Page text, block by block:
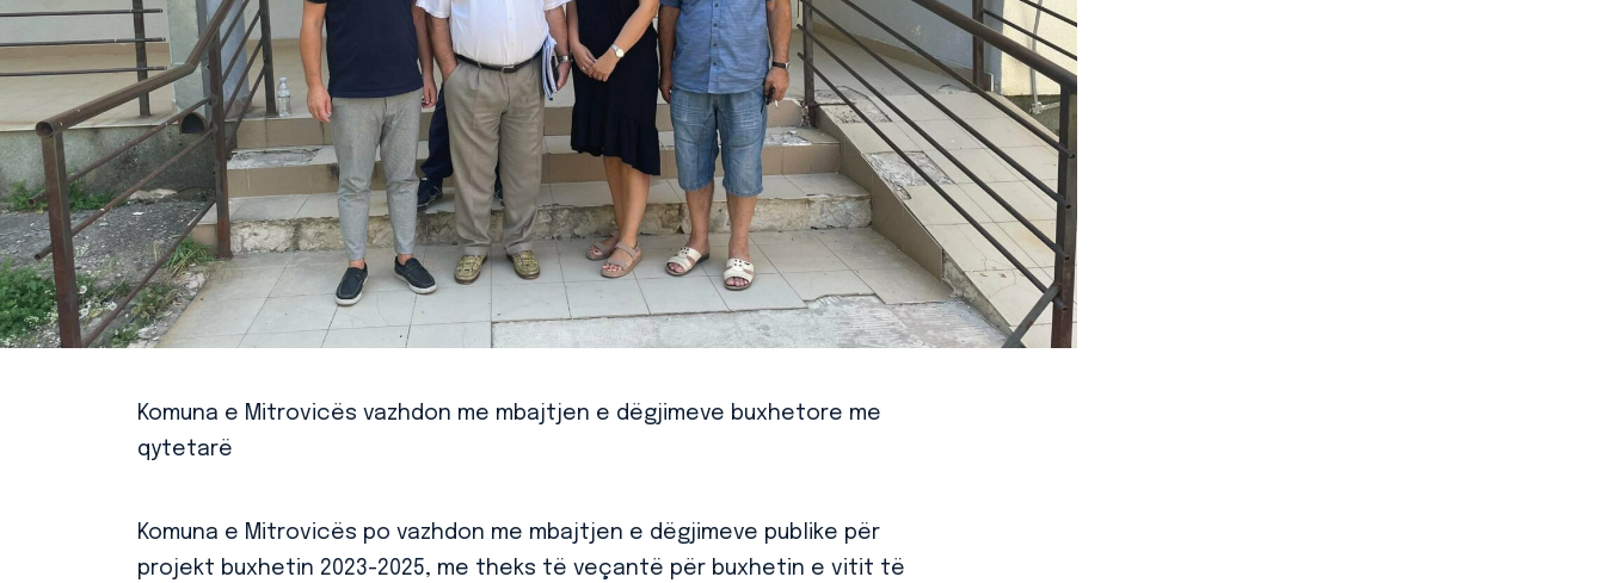
Komuna e Mitrovicës vazhdon me mbajtjen e dëgjimeve buxhetore me
qytetarë
Komuna e Mitrovicës po vazhdon me mbajtjen e dëgjimeve publike për
projekt buxhetin 2023-2025, me theks të veçantë për buxhetin e vitit të